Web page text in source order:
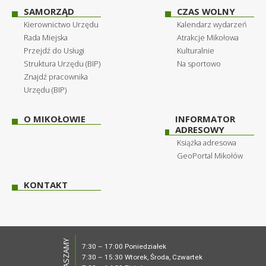
SAMORZĄD
Kierownictwo Urzędu
Rada Miejska
Przejdź do Usługi
Struktura Urzędu (BIP)
Znajdź pracownika
Urzędu (BIP)
CZAS WOLNY
Kalendarz wydarzeń
Atrakcje Mikołowa
Kulturalnie
Na sportowo
O MIKOŁOWIE
INFORMATOR
ADRESOWY
Książka adresowa
GeoPortal Mikołów
KONTAKT
7:30 – 17:00 Poniedziałek
7:30 – 15:30 Wtorek, Środa, Czwartek